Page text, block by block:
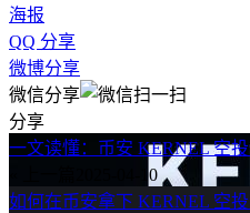
海报
QQ 分享
微博分享
微信分享
分享
一文读懂：币安 KERNEL 空
2025-04-10
如何在币安拿下 KERNEL 空